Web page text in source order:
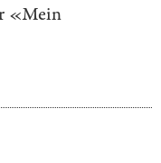
«Mein